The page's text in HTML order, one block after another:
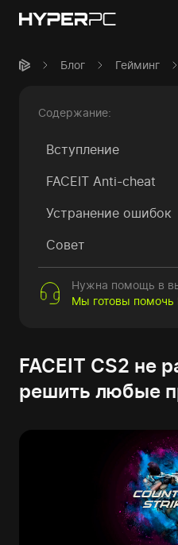
Блог Гейминг
Содержание:
Вступление
FACEIT Anti-cheat
Устранение ошибок
Совет
Нужна помощь в
Мы готовы помочь
FACEIT CS2 не
решить любые